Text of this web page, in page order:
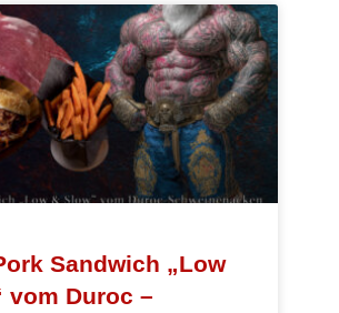
Sandwich „Low
vom Duroc –